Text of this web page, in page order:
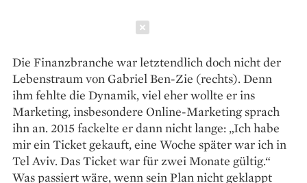
Die Finanzbranche war letztendlich doch nicht der
Lebenstraum von Gabriel Ben-Zie (rechts). Denn
ihm fehlte die Dynamik, viel eher wollte er ins
Marketing, insbesondere Online-Marketing sprach
ihn an. 2015 fackelte er dann nicht lange: „Ich habe
mir ein Ticket gekauft, eine Woche später war ich in
Tel Aviv. Das Ticket war für zwei Monate gültig.“
Was passiert wäre, wenn sein Plan nicht geklappt